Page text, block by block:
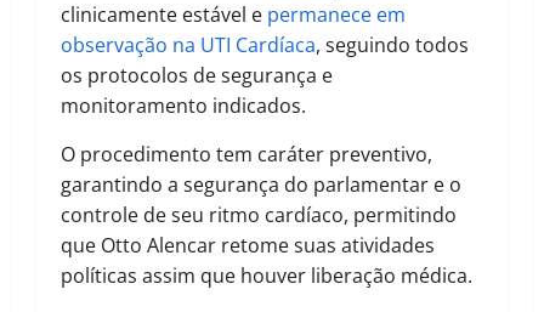
clinicamente estável e permanece em
observação na UTI Cardíaca, seguindo todos
os protocolos de segurança e
monitoramento indicados.
O procedimento tem caráter preventivo,
garantindo a segurança do parlamentar e o
controle de seu ritmo cardíaco, permitindo
que Otto Alencar retome suas atividades
políticas assim que houver liberação médica.